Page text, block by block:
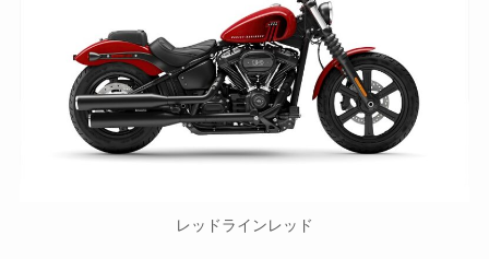
レッドラインレッド